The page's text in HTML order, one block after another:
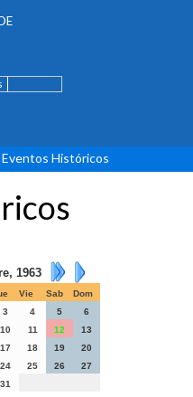
Eventos Históricos
1963
Vie Sab
Dom
3 4 5
6
10 11 12
13
17 18 19
20
24 25 26
27
31